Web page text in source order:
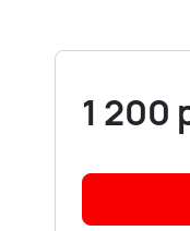
1 200